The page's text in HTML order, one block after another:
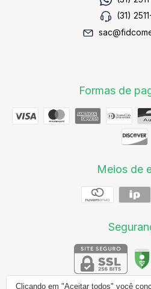
(31)
Formas de
Meios de
Clicando em "Aceitar todos" você